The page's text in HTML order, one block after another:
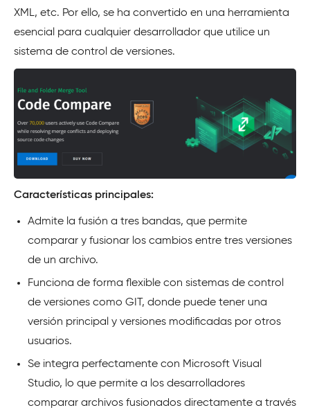
XML, etc. Por ello, se ha convertido en una herramienta
esencial para cualquier desarrollador que utilice un
sistema de control de versiones.
Características principales:
Admite la fusión a tres bandas, que permite
comparar y fusionar los cambios entre tres versiones
de un archivo.
Funciona de forma flexible con sistemas de control
de versiones como GIT, donde puede tener una
versión principal y versiones modificadas por otros
usuarios.
Se integra perfectamente con Microsoft Visual
Studio, lo que permite a los desarrolladores
comparar archivos fusionados directamente a través